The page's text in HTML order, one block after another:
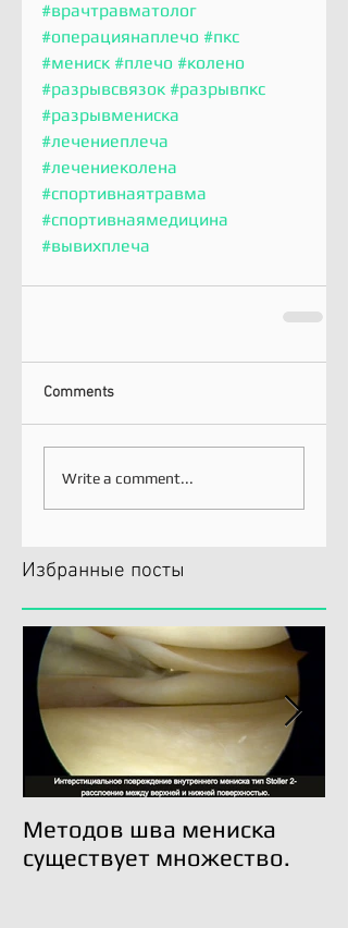
#врачтравматолог
#операциянаплечо #пкс
#мениск #плечо #колено
#разрывсвязок #разрывпкс
#разрывмениска
#лечениеплеча
#лечениеколена
#спортивнаятравма
#спортивнаямедицина
#вывихплеча
Comments
Write a comment...
Избранные посты
Методов шва мениска
существует множество.